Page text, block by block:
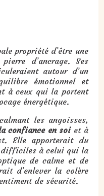
propriété d’être une
d’ancrage. Ses
autour d’un
émotionnel et
à ceux qui la portent
énergétique.
les angoisses,
confiance en soiet à
Elle apporterait du
difficiles à celui qui la
de calme et de
d’enlever la colère
de sécurité.